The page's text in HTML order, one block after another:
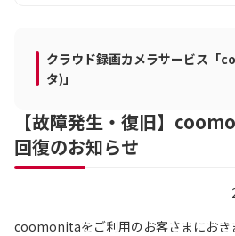
オフィシャルサイト
クラウド録画カメラサービス「
タ)」
【故障発生・復旧】
回復のお知らせ
coomonitaをご利用のお客さまにおき